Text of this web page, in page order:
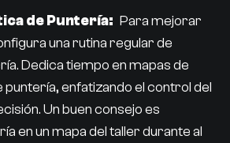
de Puntería: Para mejorar
una rutina regular de
Dedica tiempo en mapas de
enfatizando el control del
Un buen consejo es
en un mapa del taller durante al